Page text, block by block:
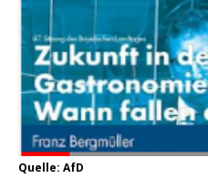
Quelle: AfD